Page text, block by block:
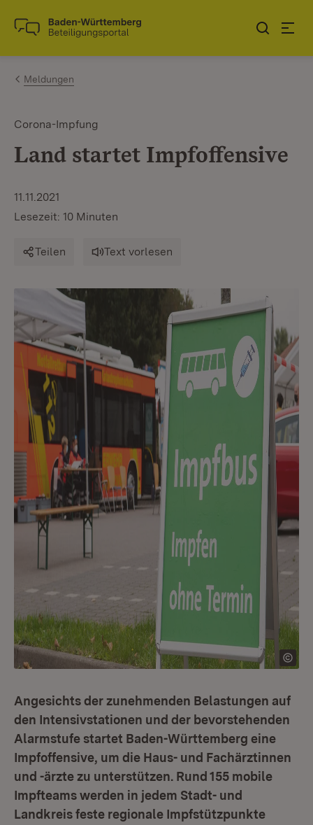
Zum Inhalt springen
Link zur Startseite
Meldungen
Corona-Impfung
Land startet Impfoffensive
11.11.2021
Lesezeit: 10 Minuten
Teilen Text vorlesen
Angesichts der zunehmenden Belastungen auf
den Intensivstationen und der bevorstehenden
Alarmstufe startet Baden-Württemberg eine
Impfoffensive, um die Haus- und Fachärztinnen
und -ärzte zu unterstützen. Rund 155 mobile
Impfteams werden in jedem Stadt- und
Landkreis feste regionale Impfstützpunkte